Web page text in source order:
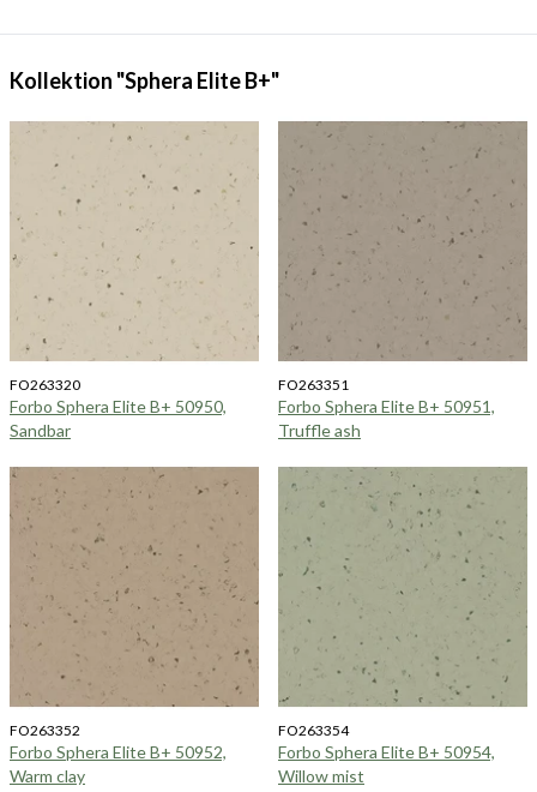
Kollektion "Sphera Elite B+"
FO263320
Forbo Sphera Elite B+ 50950,
Sandbar
FO263351
Forbo Sphera Elite B+ 50951,
Truffle ash
FO263352
Forbo Sphera Elite B+ 50952,
Warm clay
FO263354
Forbo Sphera Elite B+ 50954,
Willow mist